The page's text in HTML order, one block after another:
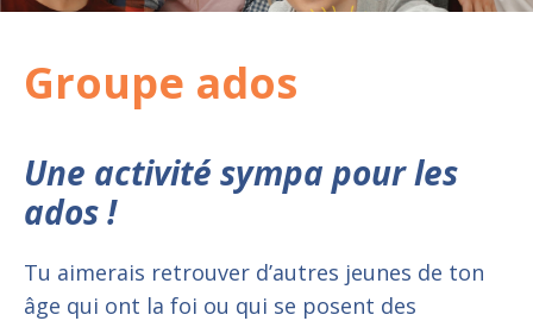
Groupe ados
Une activité sympa pour les
ados !
Tu aimerais retrouver d’autres jeunes de ton
âge qui ont la foi ou qui se posent des